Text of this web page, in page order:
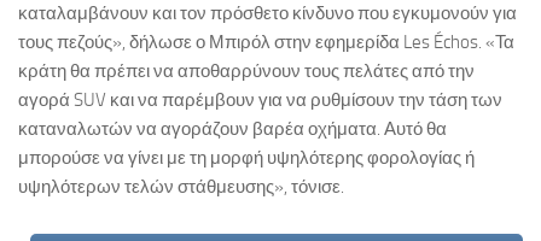
καταλαμβάνουν και τον πρόσθετο κίνδυνο που εγκυμονούν για
τους πεζούς», δήλωσε ο Μπιρόλ στην εφημερίδα Les Échos. «Τα
κράτη θα πρέπει να αποθαρρύνουν τους πελάτες από την
αγορά SUV και να παρέμβουν για να ρυθμίσουν την τάση των
καταναλωτών να αγοράζουν βαρέα οχήματα. Αυτό θα
μπορούσε να γίνει με τη μορφή υψηλότερης φορολογίας ή
υψηλότερων τελών στάθμευσης», τόνισε.